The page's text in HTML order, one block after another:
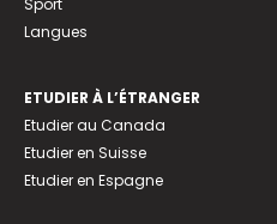
Sport
Langues
ETUDIER À L’ÉTRANGER
Etudier au Canada
Etudier en Suisse
Etudier en Espagne